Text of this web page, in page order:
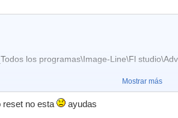
los programas\Image-Line\Fl
Mostrar más
reset no esta ayudas